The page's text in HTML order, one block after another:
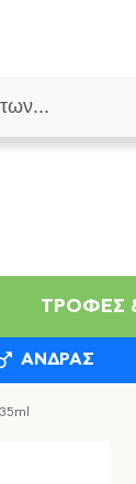
ΤΡΟΦΈΣ
ΆΝΔΡΑΣ